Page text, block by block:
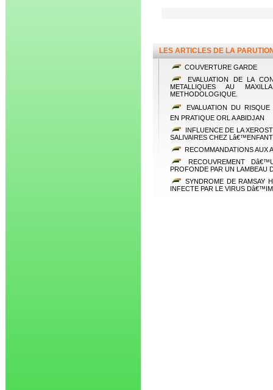
LES ARTICLES DE LA
COUVERTURE GARDE
EVALUATION DE LA
METALLIQUES AU
METHODOLOGIQUE.
EVALUATION DU RISQUE
EN PRATIQUE ORL A ABIDJAN
INFLUENCE DE LA
SALIVAIRES CHEZ
RECOMMANDATIONS AUX
RECOUVREMENT
PROFONDE PAR UN LAMBEAU
SYNDROME DE RAMSAY
INFECTE PAR LE VIRUS